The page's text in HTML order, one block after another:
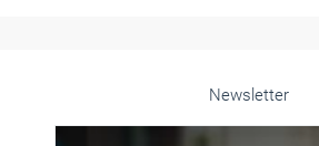
Newsletter